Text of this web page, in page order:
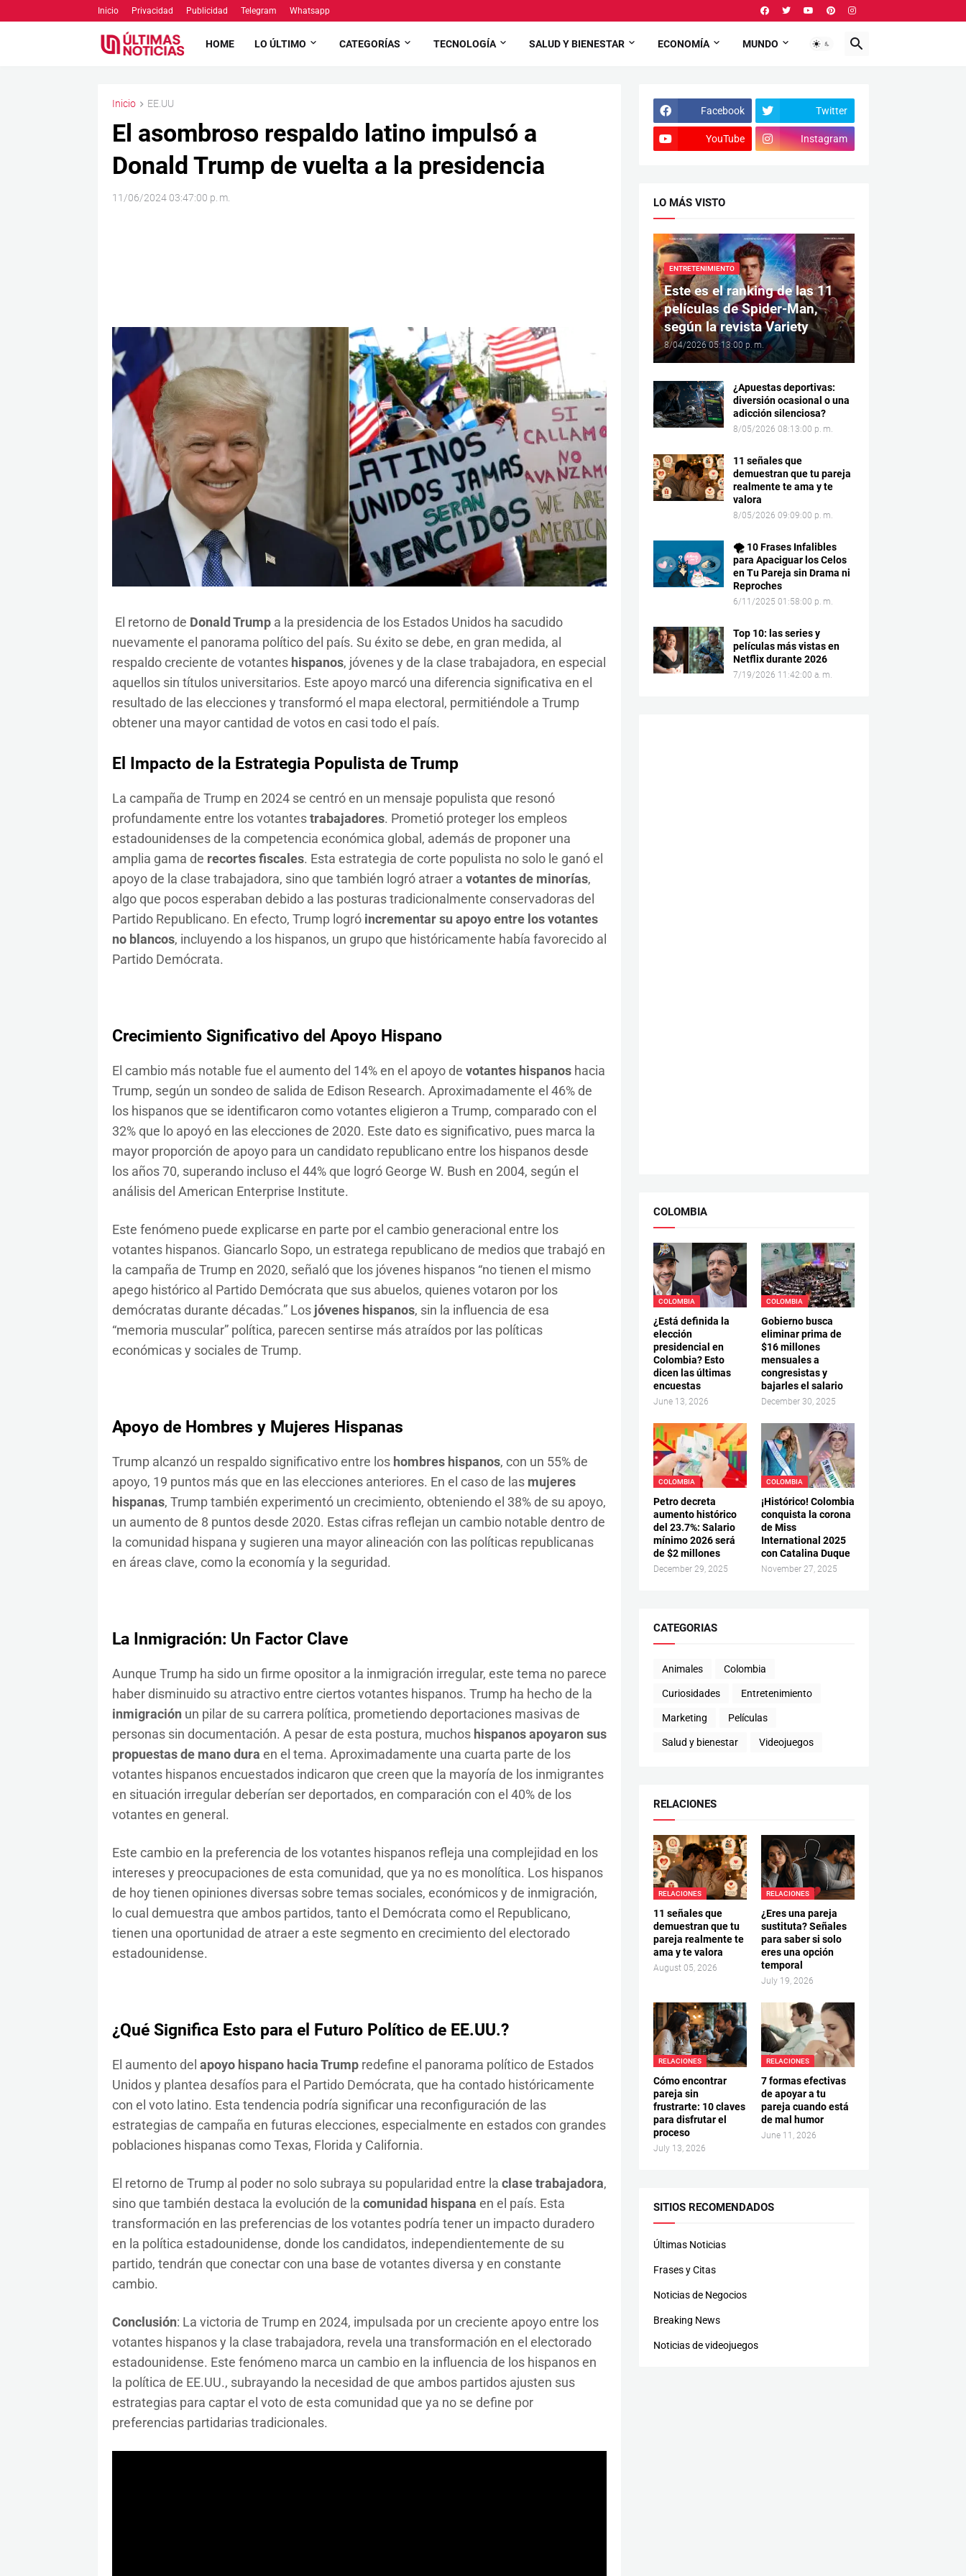
Inicio Privacidad Publicidad Telegram Whatsapp
HOME LO ÚLTIMO CATEGORÍAS TECNOLOGÍA SALUD Y BIENESTAR ECONOMÍA MUNDO
Inicio EE.UU
El asombroso respaldo latino impulsó a
Donald Trump de vuelta a la presidencia
11/06/2024 03:47:00 p. m.
El retorno de Donald Trumpa la presidencia de los Estados Unidos ha sacudido
nuevamente el panorama político del país. Su éxito se debe, en gran medida, al
respaldo creciente de votantes hispanos, jóvenes y de la clase trabajadora, en especial
aquellos sin títulos universitarios. Este apoyo marcó una diferencia significativa en el
resultado de las elecciones y transformó el mapa electoral, permitiéndole a Trump
obtener una mayor cantidad de votos en casi todo el país.
El Impacto de la Estrategia Populista de Trump
La campaña de Trump en 2024 se centró en un mensaje populista que resonó
profundamente entre los votantestrabajadores. Prometió proteger los empleos
estadounidenses de la competencia económica global, además de proponer una
amplia gama de recortes fiscales. Esta estrategia de corte populista no solo le ganó el
apoyo de la clase trabajadora, sino que también logró atraer a votantes de minorías,
algo que pocos esperaban debido a las posturas tradicionalmente conservadoras del
Partido Republicano. En efecto, Trump logró incrementar su apoyo entre los votantes
no blancos, incluyendo a los hispanos, un grupo que históricamente había favorecido al
Partido Demócrata.
Crecimiento Significativo del Apoyo Hispano
El cambio más notable fue el aumento del 14% en el apoyo de votantes hispanoshacia
Trump, según un sondeo de salida de Edison Research. Aproximadamente el 46% de
los hispanos que se identificaron como votantes eligieron a Trump, comparado con el
32% que lo apoyó en las elecciones de 2020. Este dato es significativo, pues marca la
mayor proporción de apoyo para un candidato republicano entre los hispanos desde
los años 70, superando incluso el 44% que logró George W. Bush en 2004, según el
análisis del American Enterprise Institute.
Este fenómeno puede explicarse en parte por el cambio generacional entre los
votantes hispanos. Giancarlo Sopo, un estratega republicano de medios que trabajó en
la campaña de Trump en 2020, señaló que los jóvenes hispanos “no tienen el mismo
apego histórico al Partido Demócrata que sus abuelos, quienes votaron por los
demócratas durante décadas.” Los jóvenes hispanos, sin la influencia de esa
“memoria muscular” política, parecen sentirse más atraídos por las políticas
económicas y sociales de Trump.
Apoyo de Hombres y Mujeres Hispanas
Trump alcanzó un respaldo significativo entre los hombres hispanos, con un 55% de
apoyo, 19 puntos más que en las elecciones anteriores. En el caso de las mujeres
hispanas, Trump también experimentó un crecimiento, obteniendo el 38% de su apoyo,
un aumento de 8 puntos desde 2020. Estas cifras reflejan un cambio notable dentro de
la comunidad hispana y sugieren una mayor alineación con las políticas republicanas
en áreas clave, como la economía y la seguridad.
La Inmigración: Un Factor Clave
Aunque Trump ha sido un firme opositor a la inmigración irregular, este tema no parece
haber disminuido su atractivo entre ciertos votantes hispanos. Trump ha hecho de la
inmigración un pilar de su carrera política, prometiendo deportaciones masivas de
personas sin documentación. A pesar de esta postura, muchos hispanos apoyaron sus
propuestas de mano dura en el tema. Aproximadamente una cuarta parte de los
votantes hispanos encuestados indicaron que creen que la mayoría de los inmigrantes
en situación irregular deberían ser deportados, en comparación con el 40% de los
votantes en general.
Este cambio en la preferencia de los votantes hispanos refleja una complejidad en los
intereses y preocupaciones de esta comunidad, que ya no es monolítica. Los hispanos
de hoy tienen opiniones diversas sobre temas sociales, económicos y de inmigración,
lo cual demuestra que ambos partidos, tanto el Demócrata como el Republicano,
tienen una oportunidad de atraer a este segmento en crecimiento del electorado
estadounidense.
¿Qué Significa Esto para el Futuro Político de EE.UU.?
El aumento del apoyo hispano hacia Trumpredefine el panorama político de Estados
Unidos y plantea desafíos para el Partido Demócrata, que ha contado históricamente
con el voto latino. Esta tendencia podría significar una reconfiguración de las
estrategias de campaña en futuras elecciones, especialmente en estados con grandes
poblaciones hispanas como Texas, Florida y California.
El retorno de Trump al poder no solo subraya su popularidad entre la clase trabajadora,
sino que también destaca la evolución de la comunidad hispana en el país. Esta
transformación en las preferencias de los votantes podría tener un impacto duradero
en la política estadounidense, donde los candidatos, independientemente de su
partido, tendrán que conectar con una base de votantes diversa y en constante
cambio.
Conclusión: La victoria de Trump en 2024, impulsada por un creciente apoyo entre los
votantes hispanos y la clase trabajadora, revela una transformación en el electorado
estadounidense. Este fenómeno marca un cambio en la influencia de los hispanos en
la política de EE.UU., subrayando la necesidad de que ambos partidos ajusten sus
estrategias para captar el voto de esta comunidad que ya no se define por
preferencias partidarias tradicionales.
Facebook Twitter
YouTube Instagram
LO MÁS VISTO
ENTRETENIMIENTO
Este es el ranking de las 11
películas de Spider-Man,
según la revista Variety
8/04/2026 05:13:00 p. m.
¿Apuestas deportivas:
diversión ocasional o una
adicción silenciosa?
8/05/2026 08:13:00 p. m.
11 señales que
demuestran que tu pareja
realmente te ama y te
valora
8/05/2026 09:09:00 p. m.
🌪️ 10 Frases Infalibles
para Apaciguar los Celos
en Tu Pareja sin Drama ni
Reproches
6/11/2025 01:58:00 p. m.
Top 10: las series y
películas más vistas en
Netflix durante 2026
7/19/2026 11:42:00 a. m.
COLOMBIA
COLOMBIA
¿Está definida la
elección
presidencial en
Colombia? Esto
dicen las últimas
encuestas
June 13, 2026
COLOMBIA
Gobierno busca
eliminar prima de
$16 millones
mensuales a
congresistas y
bajarles el salario
December 30, 2025
COLOMBIA
Petro decreta
aumento histórico
del 23.7%: Salario
mínimo 2026 será
de $2 millones
December 29, 2025
COLOMBIA
¡Histórico! Colombia
conquista la corona
de Miss
International 2025
con Catalina Duque
November 27, 2025
CATEGORIAS
Animales Colombia
Curiosidades Entretenimiento
Marketing Películas
Salud y bienestar Videojuegos
RELACIONES
RELACIONES
11 señales que
demuestran que tu
pareja realmente te
ama y te valora
August 05, 2026
RELACIONES
¿Eres una pareja
sustituta? Señales
para saber si solo
eres una opción
temporal
July 19, 2026
RELACIONES
Cómo encontrar
pareja sin
frustrarte: 10 claves
para disfrutar el
proceso
July 13, 2026
RELACIONES
7 formas efectivas
de apoyar a tu
pareja cuando está
de mal humor
June 11, 2026
SITIOS RECOMENDADOS
Últimas Noticias
Frases y Citas
Noticias de Negocios
Breaking News
Noticias de videojuegos